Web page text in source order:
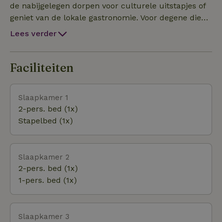
de nabijgelegen dorpen voor culturele uitstapjes of
geniet van de lokale gastronomie. Voor degene die
op zoek zijn naar rust & ontspanning, bied Sous Le
Lees verder
Faciliteiten
Slaapkamer 1
2-pers. bed (1x)
Stapelbed (1x)
Slaapkamer 2
2-pers. bed (1x)
1-pers. bed (1x)
Slaapkamer 3